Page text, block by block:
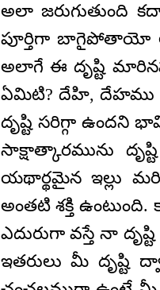
అలా జరుగుతుంది
పూర్తిగా బాగైపోతాయో
అలాగే ఈ దృష్టి
ఏమిటి? దేహి, దేహము
దృష్టి సరిగ్గా ఉందని
సాక్షాత్కారమును
యథార్థమైన ఇల్లు
అంతటి శక్తి
ఎదురుగా వస్తే నా
ఇతరులు మీ దృష్టి